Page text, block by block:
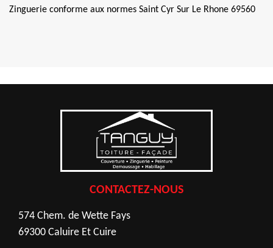
Zinguerie conforme aux normes Saint Cyr Sur Le Rhone 69560
CONTACTEZ-NOUS
574 Chem. de Wette Fays
69300 Caluire Et Cuire